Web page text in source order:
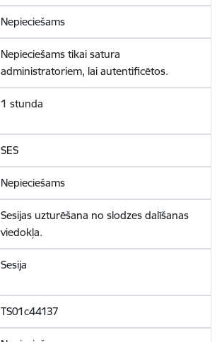
Nepieciešams
Nepieciešams tikai satura
administratoriem, lai autentificētos.
1 stunda
SES
Nepieciešams
Sesijas uzturēšana no slodzes dalīšanas
viedokļa.
Sesija
TS01c44137